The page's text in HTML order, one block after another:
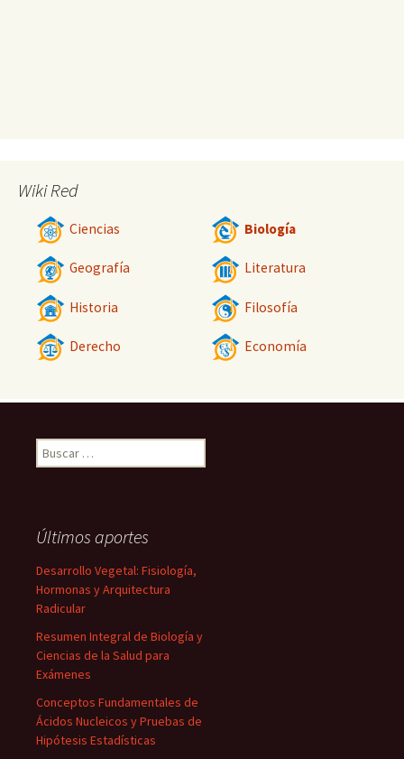
Wiki Red
Ciencias Biología
Geografía Literatura
Historia Filosofía
Derecho Economía
Buscar:
Últimos aportes
Desarrollo Vegetal: Fisiología,
Hormonas y Arquitectura
Radicular
Resumen Integral de Biología y
Ciencias de la Salud para
Exámenes
Conceptos Fundamentales de
Ácidos Nucleicos y Pruebas de
Hipótesis Estadísticas